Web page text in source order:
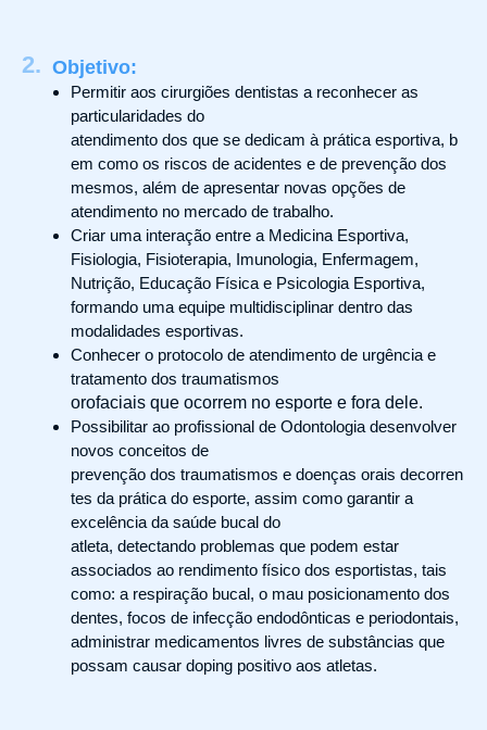
2. Objetivo:
Permitir aos cirurgiões dentistas a reconhecer as
particularidades do
atendimento dos que se dedicam à prática esportiva, b
em como os riscos de acidentes e de prevenção dos
mesmos, além de apresentar novas opções de
atendimento no mercado de trabalho.
Criar uma interação entre a Medicina Esportiva,
Fisiologia, Fisioterapia, Imunologia, Enfermagem,
Nutrição, Educação Física e Psicologia Esportiva,
formando uma equipe multidisciplinar dentro das
modalidades esportivas.
Conhecer o protocolo de atendimento de urgência e
tratamento dos traumatismos
orofaciais que ocorrem no esporte e fora dele.
Possibilitar ao profissional de Odontologia desenvolver
novos conceitos de
prevenção dos traumatismos e doenças orais decorren
tes da prática do esporte, assim como garantir a
excelência da saúde bucal do
atleta, detectando problemas que podem estar
associados ao rendimento físico dos esportistas, tais
como: a respiração bucal, o mau posicionamento dos
dentes, focos de infecção endodônticas e periodontais,
administrar medicamentos livres de substâncias que
possam causar doping positivo aos atletas.